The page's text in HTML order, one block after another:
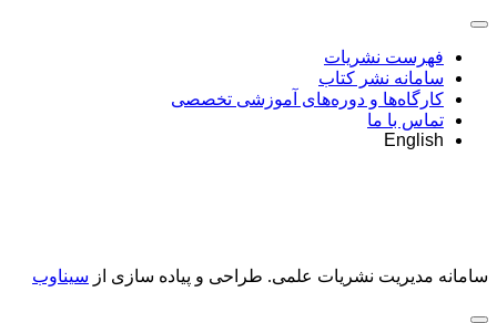
فهرست نشریات
سامانه نشر کتاب
کارگاه‌ها و دوره‌های آموزشی تخصصی
تماس با ما
English
سامانه مدیریت نشریات علمی. طراحی و پیاده سازی از سیناوب